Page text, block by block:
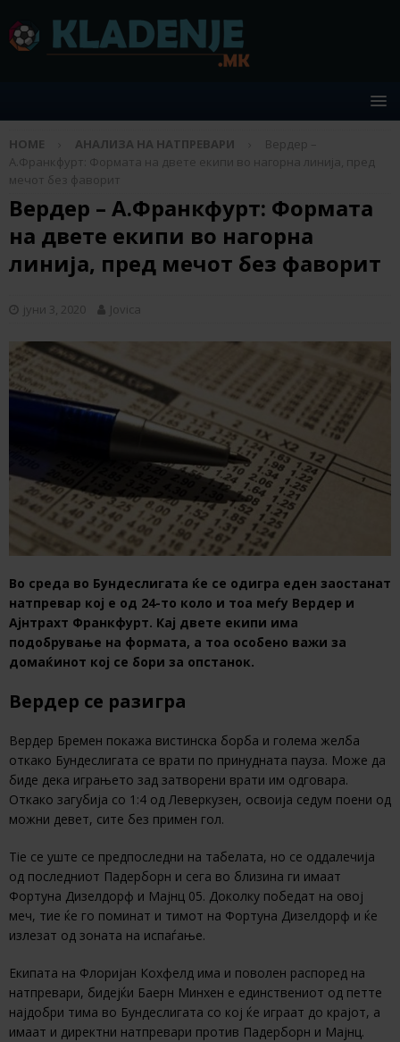
HOME АНАЛИЗА НА НАТПРЕВАРИ
Вердер –
А.Франкфурт: Формата на двете екипи во нагорна линија, пред
мечот без фаворит
Вердер – А.Франкфурт: Формата
на двете екипи во нагорна
линија, пред мечот без фаворит
јуни 3, 2020 Jovica
Во среда во Бундеслигата ќе се одигра еден заостанат
натпревар кој е од 24-то коло и тоа меѓу Вердер и
Ајнтрахт Франкфурт. Кај двете екипи има
подобрување на формата, а тоа особено важи за
домаќинот кој се бори за опстанок.
Вердер се разигра
Вердер Бремен покажа вистинска борба и голема желба
откако Бундеслигата се врати по принудната пауза. Може да
биде дека играњето зад затворени врати им одговара.
Откако загубија со 1:4 од Леверкузен, освоија седум поени од
можни девет, сите без примен гол.
Tie се уште се предпоследни на табелата, но се оддалечија
од последниот Падерборн и сега во близина ги имаат
Фортуна Дизелдорф и Мајнц 05. Доколку победат на овој
меч, тие ќе го поминат и тимот на Фортуна Дизелдорф и ќе
излезат од зоната на испаѓање.
Екипата на Флоријан Кохфелд има и поволен распоред на
натпревари, бидејќи Баерн Минхен е единствениот од петте
најдобри тима во Бундеслигата со кој ќе играат до крајот, а
имаат и директни натпревари против Падерборн и Мајнц.